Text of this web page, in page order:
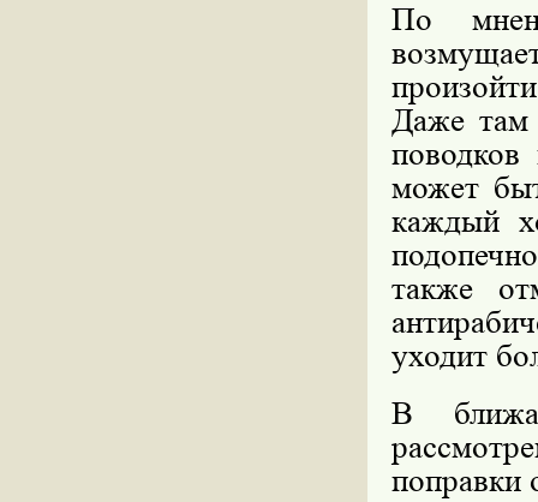
По
Даже там
может
каждый
также
уходит
В
поправки